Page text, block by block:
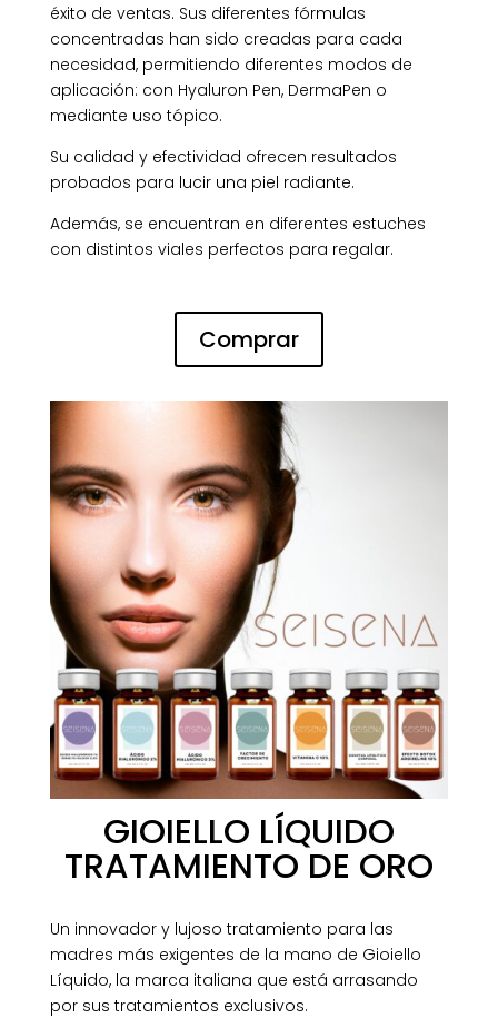
éxito de ventas. Sus diferentes fórmulas
concentradas han sido creadas para cada
necesidad, permitiendo diferentes modos de
aplicación: con Hyaluron Pen, DermaPen o
mediante uso tópico.
Su calidad y efectividad ofrecen resultados
probados para lucir una piel radiante.
Además, se encuentran en diferentes estuches
con distintos viales perfectos para regalar.
Comprar
GIOIELLO LÍQUIDO
TRATAMIENTO DE ORO
Un innovador y lujoso tratamiento para las
madres más exigentes de la mano de Gioiello
Líquido, la marca italiana que está arrasando
por sus tratamientos exclusivos.